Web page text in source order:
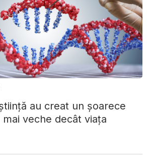
au creat un șoarece
veche decât viața